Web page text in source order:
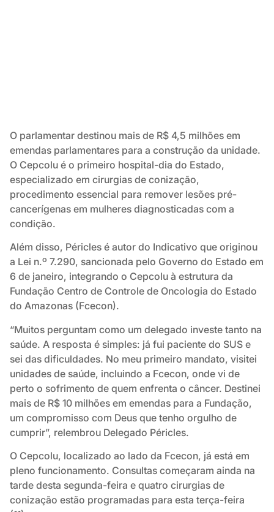
O parlamentar destinou mais de R$ 4,5 milhões em
emendas parlamentares para a construção da unidade.
O Cepcolu é o primeiro hospital-dia do Estado,
especializado em cirurgias de conização,
procedimento essencial para remover lesões pré-
cancerígenas em mulheres diagnosticadas com a
condição.
Além disso, Péricles é autor do Indicativo que originou
a Lei n.º 7.290, sancionada pelo Governo do Estado em
6 de janeiro, integrando o Cepcolu à estrutura da
Fundação Centro de Controle de Oncologia do Estado
do Amazonas (Fcecon).
“Muitos perguntam como um delegado investe tanto na
saúde. A resposta é simples: já fui paciente do SUS e
sei das dificuldades. No meu primeiro mandato, visitei
unidades de saúde, incluindo a Fcecon, onde vi de
perto o sofrimento de quem enfrenta o câncer. Destinei
mais de R$ 10 milhões em emendas para a Fundação,
um compromisso com Deus que tenho orgulho de
cumprir”, relembrou Delegado Péricles.
O Cepcolu, localizado ao lado da Fcecon, já está em
pleno funcionamento. Consultas começaram ainda na
tarde desta segunda-feira e quatro cirurgias de
conização estão programadas para esta terça-feira